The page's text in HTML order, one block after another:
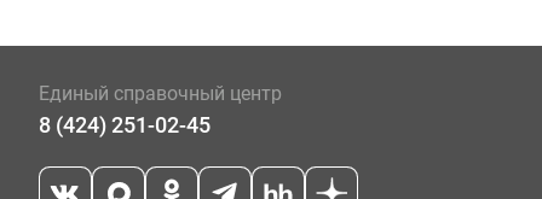
Единый справочный центр
8 (424) 251-02-45